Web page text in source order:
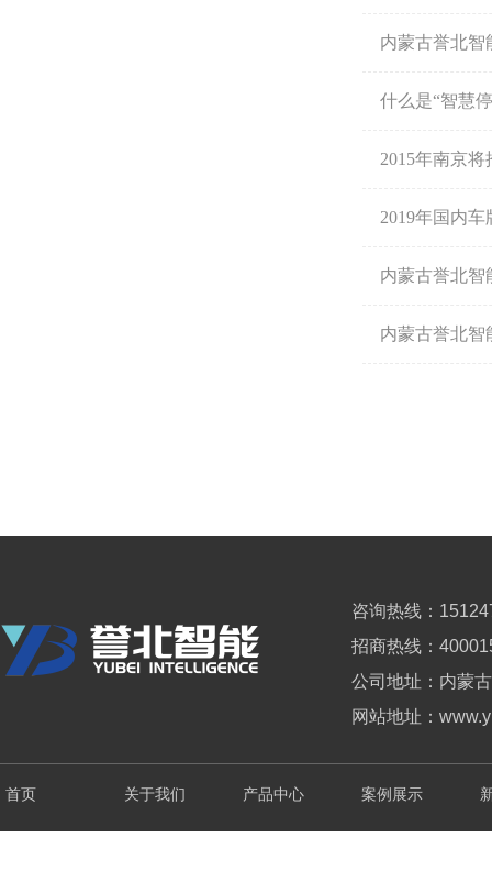
内蒙古誉北智
什么是“智慧
2015年南京
2019年国内
内蒙古誉北智
内蒙古誉北智
首页 关于我们 产品中心 案例展示
咨询热线：
招商热线： 40
公司地址：内蒙
网站地址：